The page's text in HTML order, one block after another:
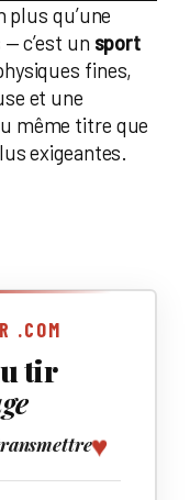
qu’une
c’est un sport
fines,
et une
même titre que
exigeantes.
.COM
tir
♥